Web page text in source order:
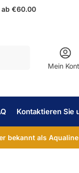
ab €60.00
Mein
Kontaktieren Sie
bekannt als